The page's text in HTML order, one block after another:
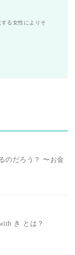
る女性によりそ
のだろう？ 〜お金
き とは？